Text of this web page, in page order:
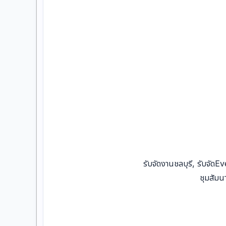
รับจัดงานชลบุรี, รับจัด
ชุมสัมน